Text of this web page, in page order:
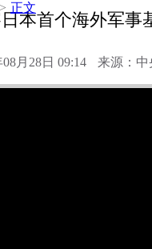
> 正文
本首个海外军事
月28日 09:14 来源：中